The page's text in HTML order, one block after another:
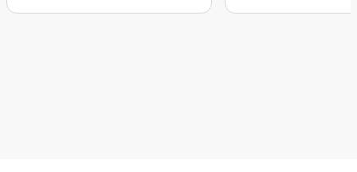
Дополните этот ансамбль
минералов. Но его